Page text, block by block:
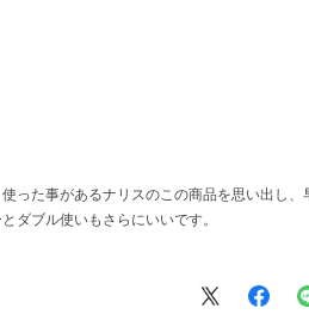
った事があるナリスのこの商品を思い出し
ダブル使いもさらにいいです。